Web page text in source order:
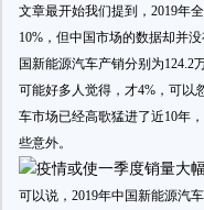
文章最开始我们提到，2019年
10%，但中国市场的数据却并
国新能源汽车产销分别为124.2
可能好多人觉得，才4%，可以
车市场已经高歌猛进了近10年
些意外。
可以说，2019年中国新能源汽